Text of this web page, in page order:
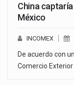
China
México
INCOMEX
De acuerdo con
Comercio Exterior